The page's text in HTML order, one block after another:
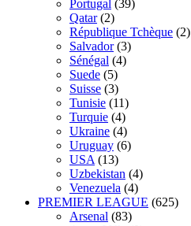
Portugal (39)
Qatar (2)
République Tchèque (2)
Salvador (3)
Sénégal (4)
Suede (5)
Suisse (3)
Tunisie (11)
Turquie (4)
Ukraine (4)
Uruguay (6)
USA (13)
Uzbekistan (4)
Venezuela (4)
PREMIER LEAGUE (625)
Arsenal (83)